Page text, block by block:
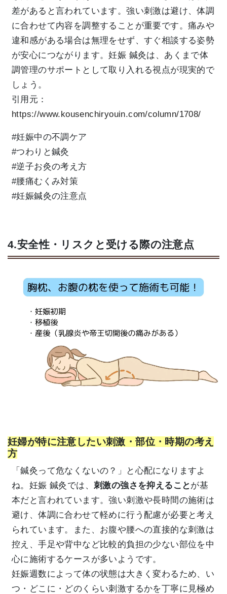
差があると言われています。強い刺激は避け、体調
に合わせて内容を調整することが重要です。痛みや
違和感がある場合は無理をせず、すぐ相談する姿勢
が安心につながります。妊娠 鍼灸は、あくまで体
調管理のサポートとして取り入れる視点が現実的で
しょう。
引用元：
https://www.kousenchiryouin.com/column/1708/
#妊娠中の不調ケア
#つわりと鍼灸
#逆子お灸の考え方
#腰痛むくみ対策
#妊娠鍼灸の注意点
4.安全性・リスクと受ける際の注意点
妊婦が特に注意したい刺激・部位・時期の考え
方
「鍼灸って危なくないの？」と心配になりますよ
ね。妊娠 鍼灸では、 刺激の強さを抑えること が基
本だと言われています。強い刺激や長時間の施術は
避け、体調に合わせて軽めに行う配慮が必要と考え
られています。また、お腹や腰への直接的な刺激は
控え、手足や背中など比較的負担の少ない部位を中
心に施術するケースが多いようです。
妊娠週数によって体の状態は大きく変わるため、い
つ・どこに・どのくらい刺激するかを丁寧に見極め